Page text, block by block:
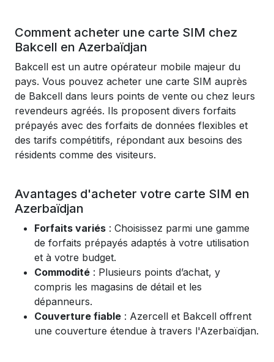
Comment acheter une carte SIM chez
Bakcell en Azerbaïdjan
Bakcell est un autre opérateur mobile majeur du
pays. Vous pouvez acheter une carte SIM auprès
de Bakcell dans leurs points de vente ou chez leurs
revendeurs agréés. Ils proposent divers forfaits
prépayés avec des forfaits de données flexibles et
des tarifs compétitifs, répondant aux besoins des
résidents comme des visiteurs.
Avantages d'acheter votre carte SIM en
Azerbaïdjan
Forfaits variés : Choisissez parmi une gamme
de forfaits prépayés adaptés à votre utilisation
et à votre budget.
Commodité : Plusieurs points d’achat, y
compris les magasins de détail et les
dépanneurs.
Couverture fiable : Azercell et Bakcell offrent
une couverture étendue à travers l'Azerbaïdjan.